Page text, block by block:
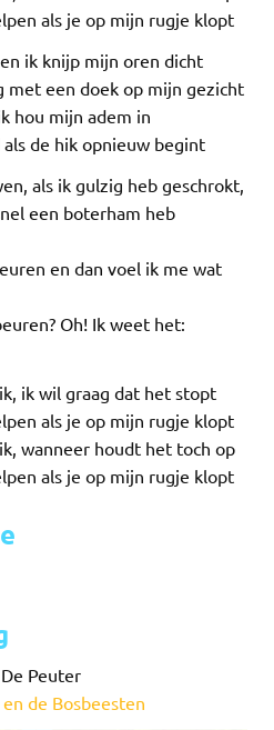
als je op mijn rugje klopt
ik knijp mijn oren dicht
een doek op mijn gezicht
hou mijn adem in
de hik opnieuw begint
als ik gulzig heb geschrokt,
een boterham heb
en dan voel ik me wat
Oh! Ik weet het:
ik wil graag dat het stopt
als je op mijn rugje klopt
wanneer houdt het toch op
als je op mijn rugje klopt
Peuter
de Bosbeesten